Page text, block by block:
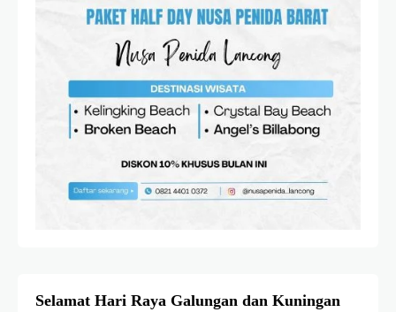
Selamat Hari Raya Galungan dan Kuningan